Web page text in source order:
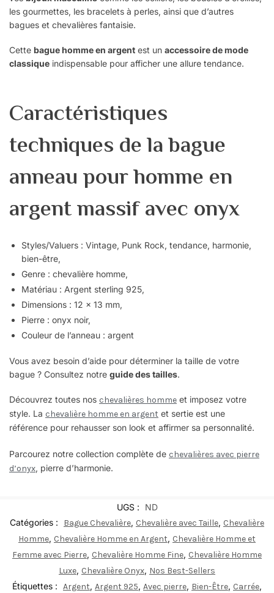
les gourmettes, les bracelets à perles, ainsi que d’autres
bagues et chevalières fantaisie.
Cette bague homme en argent est un accessoire de mode
classique indispensable pour afficher une allure tendance.
Caractéristiques
techniques de la bague
anneau pour homme en
argent massif avec onyx
Styles/Valuers : Vintage, Punk Rock, tendance, harmonie,
bien-être,
Genre : chevalière homme,
Matériau : Argent sterling 925,
Dimensions : 12 x 13 mm,
Pierre : onyx noir,
Couleur de l’anneau : argent
Vous avez besoin d’aide pour déterminer la taille de votre
bague ? Consultez notre guide des tailles.
Découvrez toutes nos chevalières homme et imposez votre
style. La chevalière homme en argent et sertie est une
référence pour rehausser son look et affirmer sa personnalité.
Parcourez notre collection complète de chevalières avec pierre
d’onyx, pierre d’harmonie.
UGS :
ND
Catégories :
Bague Chevalière, Chevalière avec Taille, Chevalière
Homme, Chevalière Homme en Argent, Chevalière Homme et
Femme avec Pierre, Chevalière Homme Fine, Chevalière Homme
Luxe, Chevalière Onyx, Nos Best-Sellers
Étiquettes : Argent, Argent 925, Avec pierre, Bien-Être, Carrée,